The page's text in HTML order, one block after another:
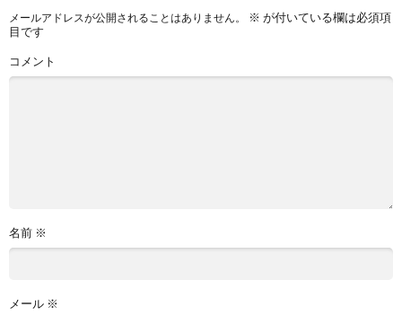
メールアドレスが公開されることはありません。 ※ が付いている欄は必須項
目です
コメント
名前 ※
メール ※